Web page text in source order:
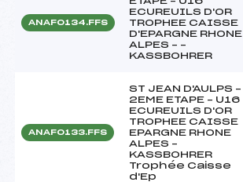
ANAF0134.FFS
ECUREUILS D'OR
TROPHEE CAISSE
D'EPARGNE RHONE
ALPES – –
KASSBOHRER
ANAF0133.FFS
ST JEAN D'AULPS –
2EME ETAPE – U16
ECUREUILS D'OR
TROPHEE CAISSE
EPARGNE RHONE
ALPES –
KASSBOHRER
Trophée Caisse
d'Ep